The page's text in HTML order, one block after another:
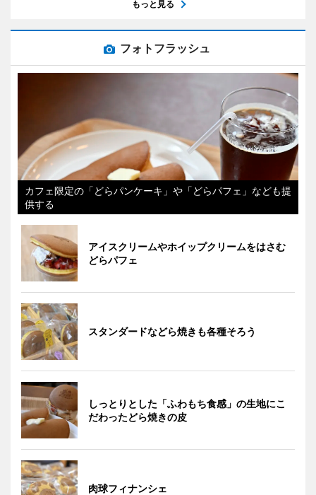
もっと見る
フォトフラッシュ
カフェ限定の「どらパンケーキ」や「どらパフェ」なども提
供する
アイスクリームやホイップクリームをはさむ
どらパフェ
スタンダードなどら焼きも各種そろう
しっとりとした「ふわもち食感」の生地にこ
だわったどら焼きの皮
肉球フィナンシェ